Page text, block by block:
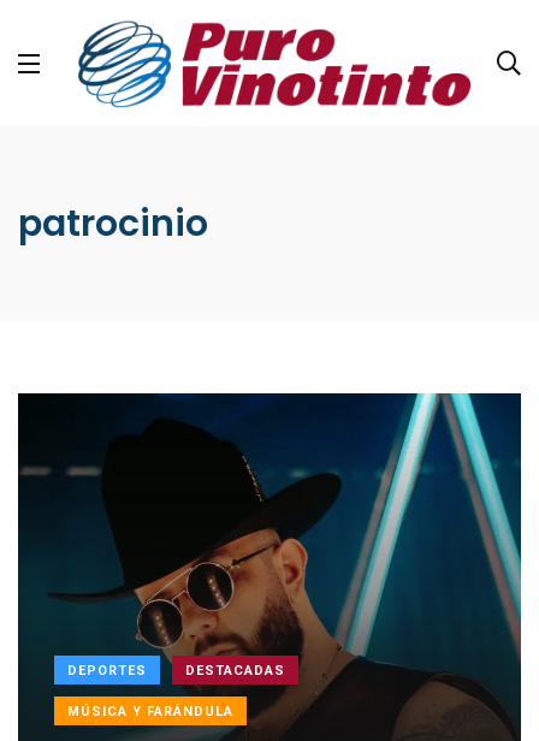
patrocinio
DEPORTES DESTACADAS
MÚSICA Y FARÁNDULA